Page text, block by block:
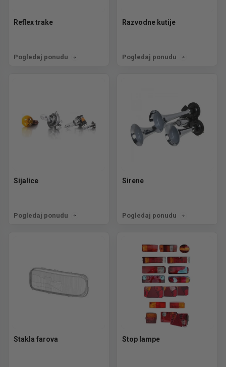
Reflex trake
Pogledaj ponudu
Razvodne kutije
Pogledaj ponudu
Sijalice
Pogledaj ponudu
Sirene
Pogledaj ponudu
Stakla farova Stop lampe